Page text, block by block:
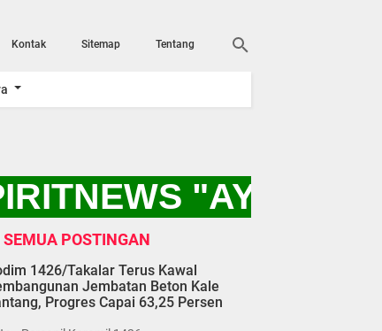
Kontak Sitemap Tentang
"AYO KITA
SEMUA POSTINGAN
1426/Takalar Terus Kawal
Jembatan Beton Kale
Progres Capai 63,25 Persen